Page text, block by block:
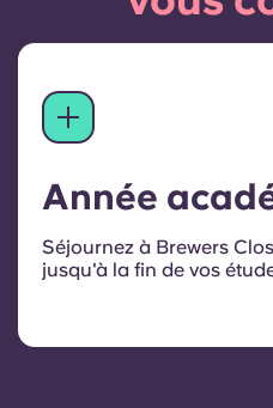
Année
Séjournez à Brewers
jusqu'à la fin de vos